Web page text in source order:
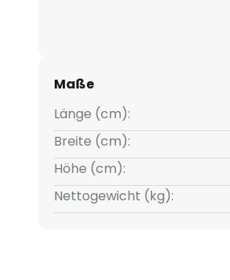
Maße
Länge (cm):
Breite (cm):
Höhe (cm):
Nettogewicht (kg):